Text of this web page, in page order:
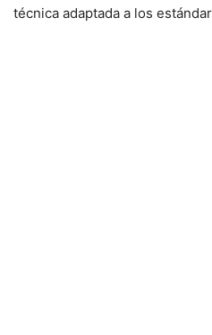
técnica adaptada a los